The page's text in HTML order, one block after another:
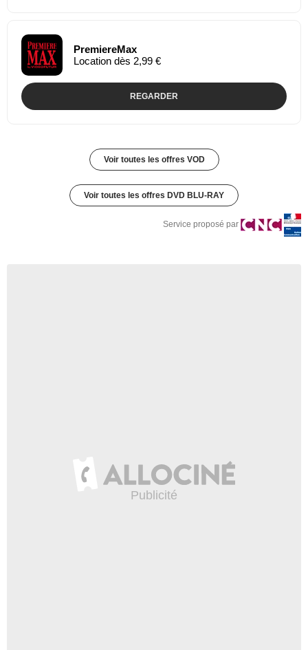
PremiereMax
Location dès 2,99 €
REGARDER
Voir toutes les offres VOD
Voir toutes les offres DVD BLU-RAY
Service proposé par